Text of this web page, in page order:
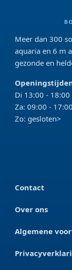
Meer dan 300
aquaria en 6 m
gezonde en
Di 13:00 -
Za: 09:00 - 17:00
Zo: gesloten>
Contact
Over ons
Algemene